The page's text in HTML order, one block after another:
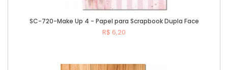
SC-720-Make Up 4 - Papel para Scrapbook Dupla Face
R$ 6,20